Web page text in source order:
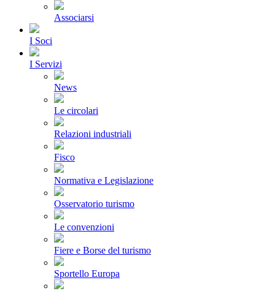
Associarsi
I Soci
I Servizi
News
Le circolari
Relazioni industriali
Fisco
Normativa e Legislazione
Osservatorio turismo
Le convenzioni
Fiere e Borse del turismo
Sportello Europa